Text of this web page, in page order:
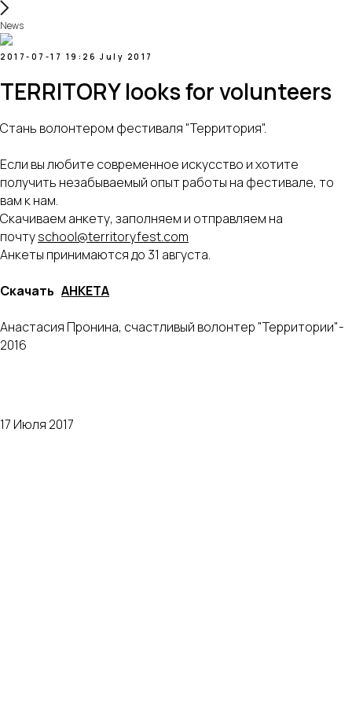
News
2017-07-17 19:26 July 2017
TERRITORY looks for volunteers
Стань волонтером фестиваля "Территория".
Если вы любите современное искусство и хотите
получить незабываемый опыт работы на фестивале, то
вам к нам.
Скачиваем анкету, заполняем и отправляем на
почтуschool@territoryfest.com
Анкеты принимаются до 31 августа.
Скачать АНКЕТА
Анастасия Пронина, счастливый волонтер "Территории"-
2016
17 Июля 2017